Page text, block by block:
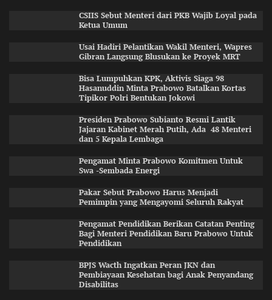
CSIIS Sebut Menteri dari PKB Wajib Loyal pada
Ketua Umum
Usai Hadiri Pelantikan Wakil Menteri, Wapres
Gibran Langsung Blusukan ke Proyek MRT
Bisa Lumpuhkan KPK, Aktivis Siaga 98
Hasanuddin Minta Prabowo Batalkan Kortas
Tipikor Polri Bentukan Jokowi
Presiden Prabowo Subianto Resmi Lantik
Jajaran Kabinet Merah Putih, Ada 48 Menteri
dan 5 Kepala Lembaga
Pengamat Minta Prabowo Komitmen Untuk
Swa -Sembada Energi
Pakar Sebut Prabowo Harus Menjadi
Pemimpin yang Mengayomi Seluruh Rakyat
Pengamat Pendidikan Berikan Catatan Penting
Bagi Menteri Pendidikan Baru Prabowo Untuk
Pendidikan
BPJS Wacth Ingatkan Peran JKN dan
Pembiayaan Kesehatan bagi Anak Penyandang
Disabilitas